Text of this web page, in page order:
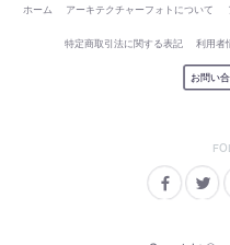
ホーム アーキテクチャーフォトについて
特定商取引法に関する表記 利用者
お問い